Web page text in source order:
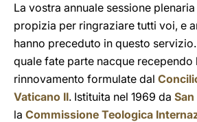
La vostra annuale sessione
propizia per ringraziare tutti voi, e
hanno preceduto in questo servizio.
quale fate parte nacque recependo
rinnovamento formulate dal
Vaticano II. Istituita nel 1969 da San
la Commissione Teologica